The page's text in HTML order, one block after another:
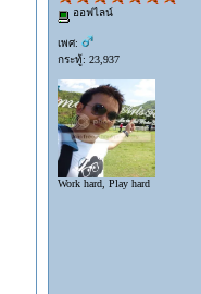
ออฟไลน์
เพศ:
กระทู้: 23,937
Work hard, Play hard